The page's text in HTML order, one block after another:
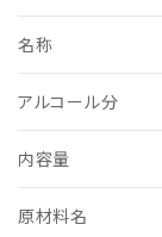
名称
アルコール分
内容量
原材料名